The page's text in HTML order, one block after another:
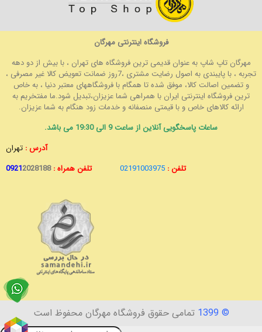
فروشگاه اینترنتی مهرگان
مهرگان تاپ شاپ به عنوان قدیمی ترین فروشگاه های تهران ، با بیش از دو دهه
تجربه ، با پایبندی به اصول رضایت مشتری ،7روز ضمانت تعویض کالا غیر مصرفی ،
و تضمین اصالت کالا، موفق شده تا همگام با فروشگاههای معتبر دنیا ، به خاص
ترین فروشگاه اینترنتی ایران با همراهی شما عزیزان،تبدیل شود.ما مفتخریم به
ارائه کالاهای خاص و با قیمتی منصفانه و خدمات زود هنگام به شما عزیزان.
ساعات پاسخگویی آنلاین از ساعت 9 الی 19:30 می باشد.
آدرس : تهران
تلفن : 02191003975 تلفن همراه : 09212028188
© 1399 تمامی حقوق فروشگاه مهرگان محفوظ است